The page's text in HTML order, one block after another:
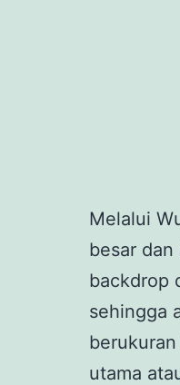
Melalui
besar
backdrop
sehingga
utama